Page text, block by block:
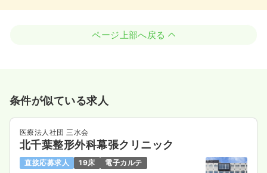
ページ上部へ戻る
条件が似ている求人
医療法人社団 三水会
北千葉整形外科幕張クリニック
直接応募求人 19床
電子カルテ